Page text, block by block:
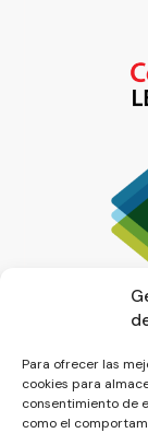
Para ofrecer las
cookies para
consentimiento de
como el